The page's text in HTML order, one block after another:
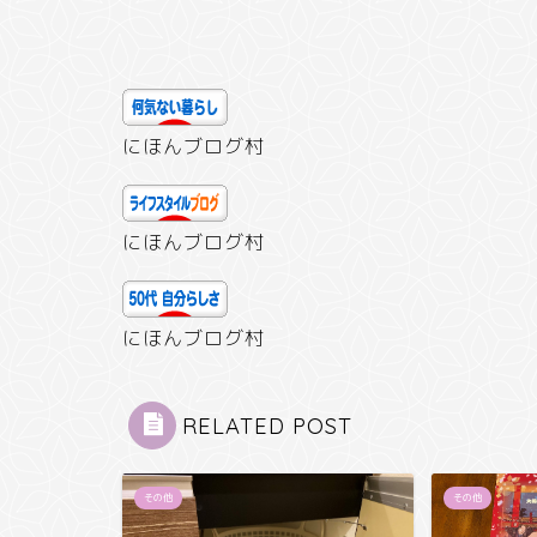
にほんブログ村
にほんブログ村
にほんブログ村
RELATED POST
その他 その他